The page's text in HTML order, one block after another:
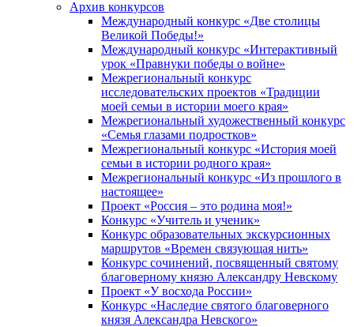
Архив конкурсов
Международный конкурс «Две столицы
Великой Победы!»
Международный конкурс «Интерактивный
урок «Правнуки победы о войне»
Межрегиональный конкурс
исследовательских проектов «Традиции
моей семьи в истории моего края»
Межрегиональный художественный конкурс
«Семья глазами подростков»
Межрегиональный конкурс «История моей
семьи в истории родного края»
Межрегиональный конкурс «Из прошлого в
настоящее»
Проект «Россия – это родина моя!»
Конкурс «Учитель и ученик»
Конкурс образовательных экскурсионных
маршрутов «Времен связующая нить»
Конкурс сочинений, посвященный святому
благоверному князю Александру Невскому
Проект «У восхода России»
Конкурс «Наследие святого благоверного
князя Александра Невского»